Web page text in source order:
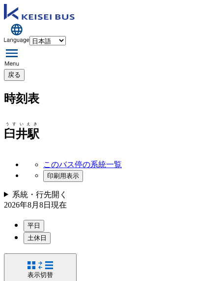
戻る
時刻表
臼井駅
うすいえき
このバス停の系統一覧
印刷用表示
系統・行先開く
2026年8月8日 現在
平日
土休日
表示切替